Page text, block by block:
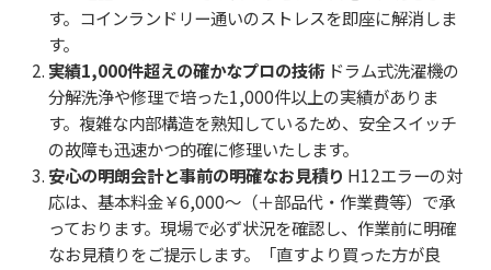
す。コインランドリー通いのストレスを即座に解消しま
す。
実績1,000件超えの確かなプロの技術 ドラム式洗濯機の
分解洗浄や修理で培った1,000件以上の実績がありま
す。複雑な内部構造を熟知しているため、安全スイッチ
の故障も迅速かつ的確に修理いたします。
安心の明朗会計と事前の明確なお見積り H12エラーの対
応は、基本料金￥6,000〜（＋部品代・作業費等）で承
っております。現場で必ず状況を確認し、作業前に明確
なお見積りをご提示します。「直すより買った方が良